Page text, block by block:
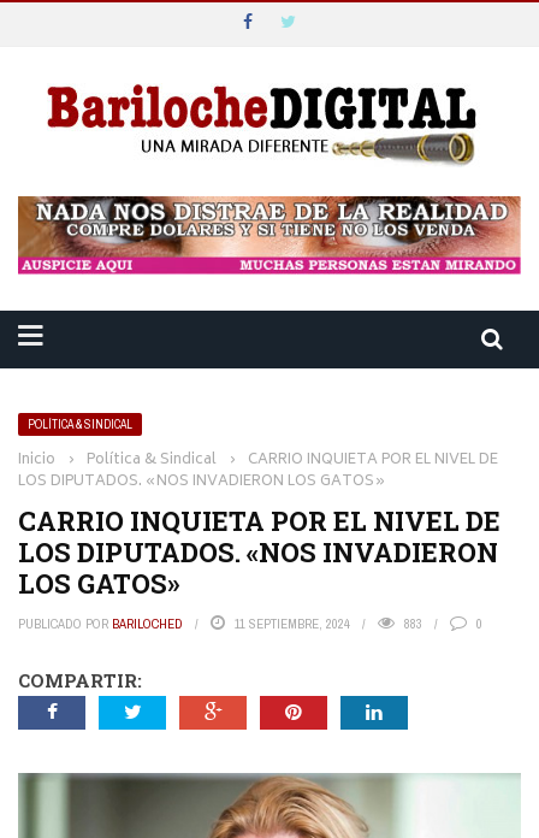
POLÍTICA & SINDICAL
Inicio › Política & Sindical › CARRIO INQUIETA POR EL NIVEL DE
LOS DIPUTADOS. «NOS INVADIERON LOS GATOS»
CARRIO INQUIETA POR EL NIVEL DE
LOS DIPUTADOS. «NOS INVADIERON
LOS GATOS»
PUBLICADO POR BARILOCHED 11 SEPTIEMBRE, 2024 883 0
COMPARTIR: